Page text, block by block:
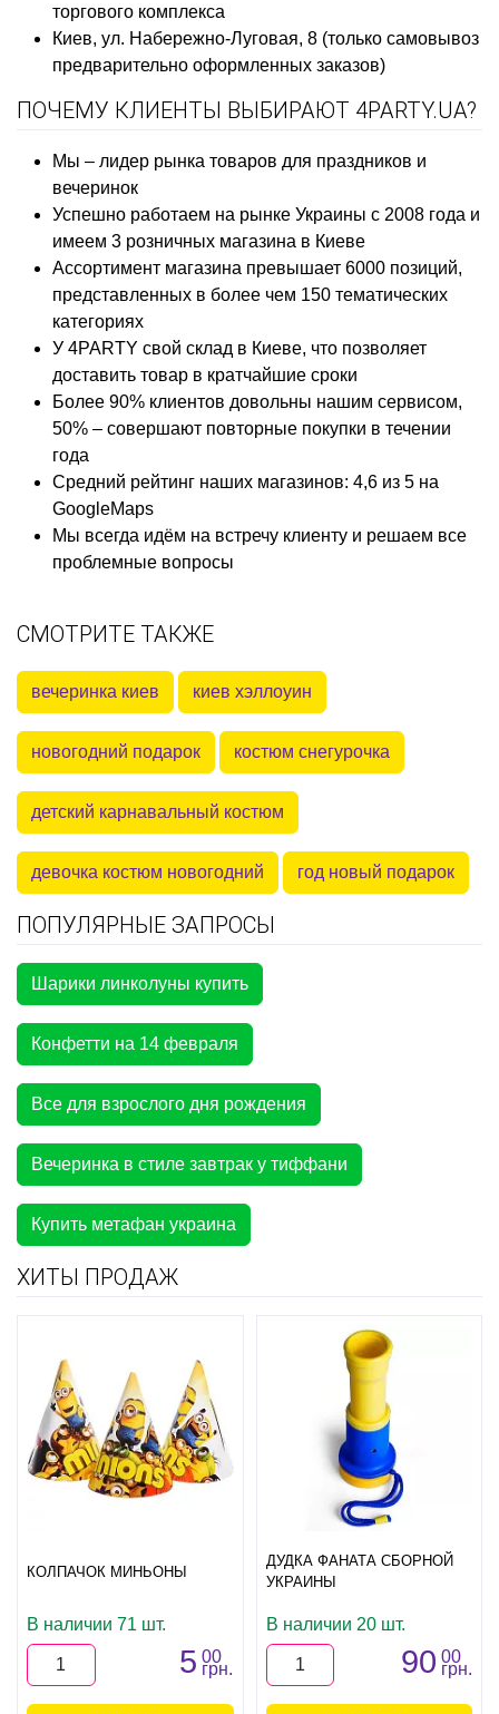
торгового комплекса
Киев, ул. Набережно-Луговая, 8 (только самовывоз
предварительно оформленных заказов)
ПОЧЕМУ КЛИЕНТЫ ВЫБИРАЮТ 4PARTY.UA?
Мы – лидер рынка товаров для праздников и
вечеринок
Успешно работаем на рынке Украины с 2008 года и
имеем 3 розничных магазина в Киеве
Ассортимент магазина превышает 6000 позиций,
представленных в более чем 150 тематических
категориях
У 4PARTY свой склад в Киеве, что позволяет
доставить товар в кратчайшие сроки
Более 90% клиентов довольны нашим сервисом,
50% – совершают повторные покупки в течении
года
Средний рейтинг наших магазинов: 4,6 из 5 на
GoogleMaps
Мы всегда идём на встречу клиенту и решаем все
проблемные вопросы
СМОТРИТЕ ТАКЖЕ
вечеринка киев киев хэллоуин
новогодний подарок костюм снегурочка
детский карнавальный костюм
девочка костюм новогодний год новый подарок
ПОПУЛЯРНЫЕ ЗАПРОСЫ
Шарики линколуны купить
Конфетти на 14 февраля
Все для взрослого дня рождения
Вечеринка в стиле завтрак у тиффани
Купить метафан украина
ХИТЫ ПРОДАЖ
КОЛПАЧОК МИНЬОНЫ
В наличии 71 шт.
5 00
грн.
ДУДКА ФАНАТА СБОРНОЙ
УКРАИНЫ
В наличии 20 шт.
90 00
грн.